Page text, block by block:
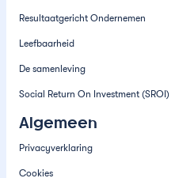
Resultaatgericht Ondernemen
Leefbaarheid
De samenleving
Social Return On Investment (SROI)
Algemeen
Privacyverklaring
Cookies